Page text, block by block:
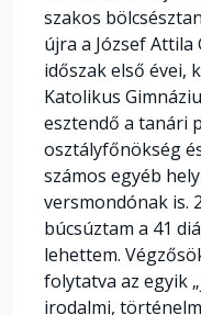
szakos
újra a József Attila
időszak első évei,
Katolikus
esztendő a tanári
osztályfőnökség
számos egyéb
versmondónak is.
búcsúztam a 41
lehettem.
folytatva az egyik
irodalmi,